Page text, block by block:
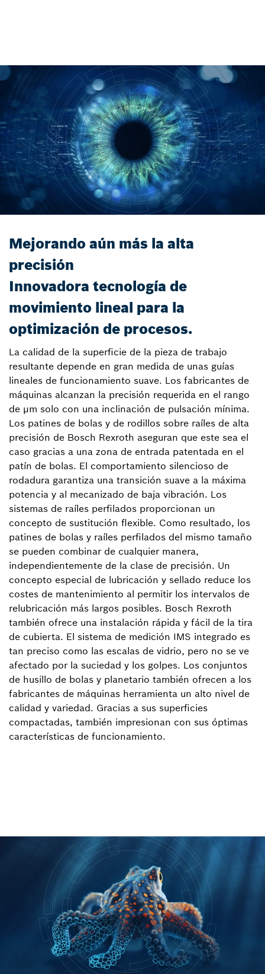
Mejorando aún más la alta
precisión
Innovadora tecnología de
movimiento lineal para la
optimización de procesos.
La calidad de la superficie de la pieza de trabajo
resultante depende en gran medida de unas guías
lineales de funcionamiento suave. Los fabricantes de
máquinas alcanzan la precisión requerida en el rango
de µm solo con una inclinación de pulsación mínima.
Los patines de bolas y de rodillos sobre raíles de alta
precisión de Bosch Rexroth aseguran que este sea el
caso gracias a una zona de entrada patentada en el
patín de bolas. El comportamiento silencioso de
rodadura garantiza una transición suave a la máxima
potencia y al mecanizado de baja vibración. Los
sistemas de raíles perfilados proporcionan un
concepto de sustitución flexible. Como resultado, los
patines de bolas y raíles perfilados del mismo tamaño
se pueden combinar de cualquier manera,
independientemente de la clase de precisión. Un
concepto especial de lubricación y sellado reduce los
costes de mantenimiento al permitir los intervalos de
relubricación más largos posibles. Bosch Rexroth
también ofrece una instalación rápida y fácil de la tira
de cubierta. El sistema de medición IMS integrado es
tan preciso como las escalas de vidrio, pero no se ve
afectado por la suciedad y los golpes. Los conjuntos
de husillo de bolas y planetario también ofrecen a los
fabricantes de máquinas herramienta un alto nivel de
calidad y variedad. Gracias a sus superficies
compactadas, también impresionan con sus óptimas
características de funcionamiento.